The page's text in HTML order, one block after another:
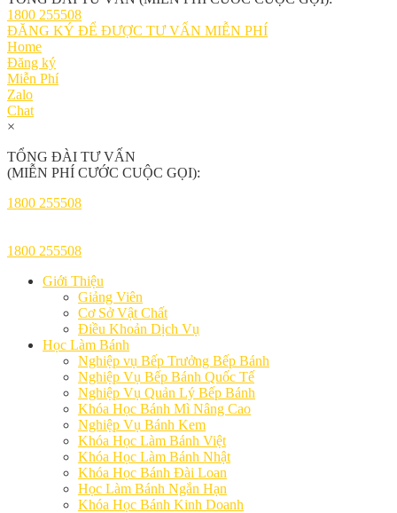
1800 255508
ĐĂNG KÝ ĐỂ ĐƯỢC TƯ VẤN MIỄN PHÍ
Home
Đăng ký
Miễn Phí
Zalo
Chat
×
TỔNG ĐÀI TƯ VẤN
(MIỄN PHÍ CƯỚC CUỘC GỌI):
1800 255508
1800 255508
Giới Thiệu
Giảng Viên
Cơ Sở Vật Chất
Điều Khoản Dịch Vụ
Học Làm Bánh
Nghiệp vụ Bếp Trưởng Bếp Bánh
Nghiệp Vụ Bếp Bánh Quốc Tế
Nghiệp Vụ Quản Lý Bếp Bánh
Khóa Học Bánh Mì Nâng Cao
Nghiệp Vụ Bánh Kem
Khóa Học Làm Bánh Việt
Khóa Học Làm Bánh Nhật
Khóa Học Bánh Đài Loan
Học Làm Bánh Ngắn Hạn
Khóa Học Bánh Kinh Doanh